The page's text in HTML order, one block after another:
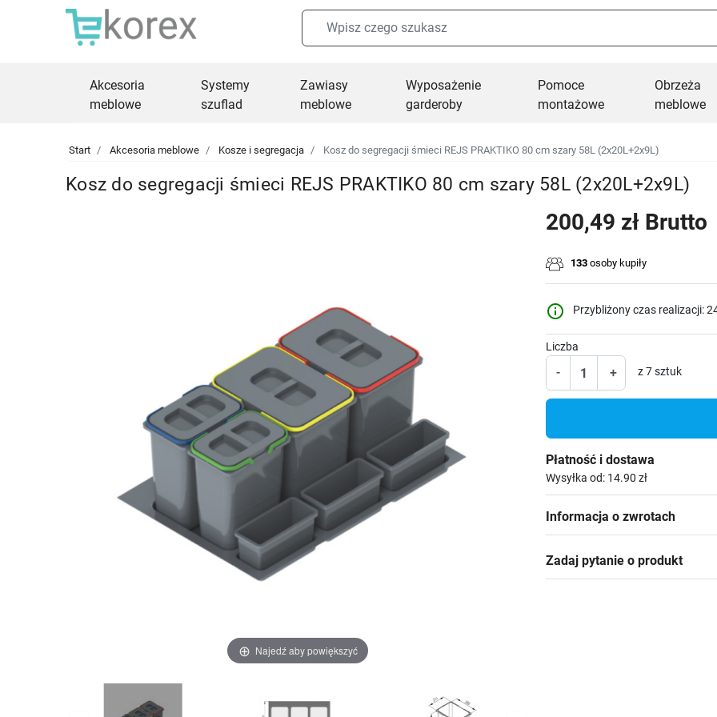
Akcesoria
meblowe
Systemy
szuflad
Zawiasy
meblowe
Wyposażenie
garderoby
Pomoce
montażowe
Obrzeża
meblowe
Start Akcesoria meblowe Kosze i segregacja Kosz do segregacji śmieci REJS PRAKTIKO 80 cm szary 58L (2x20L+2x9L)
Kosz do segregacji śmieci REJS PRAKTIKO 80 cm szary 58L (2x20L+2x9L)
Najedź aby powiększyć
200,49 zł Brutto
133 osoby kupiły
info_outline Przybliżony czas realizacji:
Liczba
- + z 7 sztuk
Płatność i dostawa
Wysyłka od: 14.90 zł
Informacja o zwrotach
Zadaj pytanie o produkt